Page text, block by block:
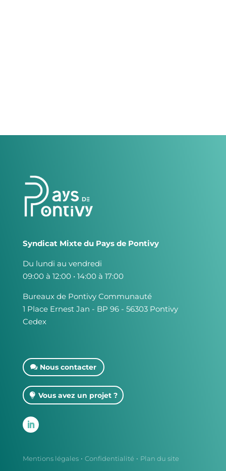
Syndicat Mixte du Pays de Pontivy
Du lundi au vendredi
09:00 à 12:00 • 14:00 à 17:00
Bureaux de Pontivy Communauté
1 Place Ernest Jan - BP 96 - 56303 Pontivy
Cedex
Nous contacter
Vous avez un projet ?
Mentions légales· Confidentialité · Plan du site